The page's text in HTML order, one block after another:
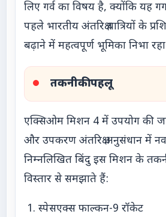
लिए गर्व का विषय है, क्योंकि यह
पहले भारतीय अंतरिक्ष यात्रियों के
बढ़ाने में महत्वपूर्ण भूमिका निभा
तकनीकी पहलू
एक्सिओम मिशन 4 में उपयोग की
और उपकरण अंतरिक्ष अनुसंधान में
निम्नलिखित बिंदु इस मिशन के
विस्तार से समझाते हैं:
1. स्पेसएक्स फाल्कन-9 रॉकेट